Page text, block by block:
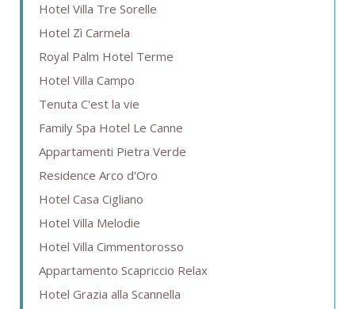
Hotel Villa Tre Sorelle
Hotel Zì Carmela
Royal Palm Hotel Terme
Hotel Villa Campo
Tenuta C'est la vie
Family Spa Hotel Le Canne
Appartamenti Pietra Verde
Residence Arco d'Oro
Hotel Casa Cigliano
Hotel Villa Melodie
Hotel Villa Cimmentorosso
Appartamento Scapriccio Relax
Hotel Grazia alla Scannella